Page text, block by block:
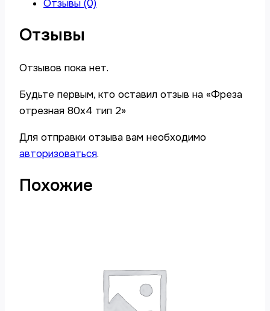
Отзывы (0)
Отзывы
Отзывов пока нет.
Будьте первым, кто оставил отзыв на «Фреза
отрезная 80х4 тип 2»
Для отправки отзыва вам необходимо
авторизоваться.
Похожие